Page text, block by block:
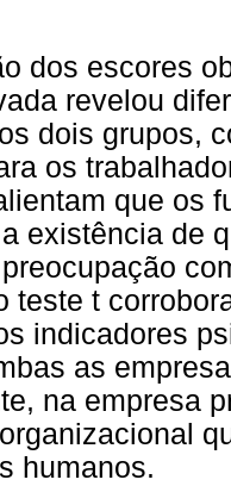
dos escores
revelou
dois grupos,
os
que os
existência de
teste t
indicadores
as
na empresa
humanos.